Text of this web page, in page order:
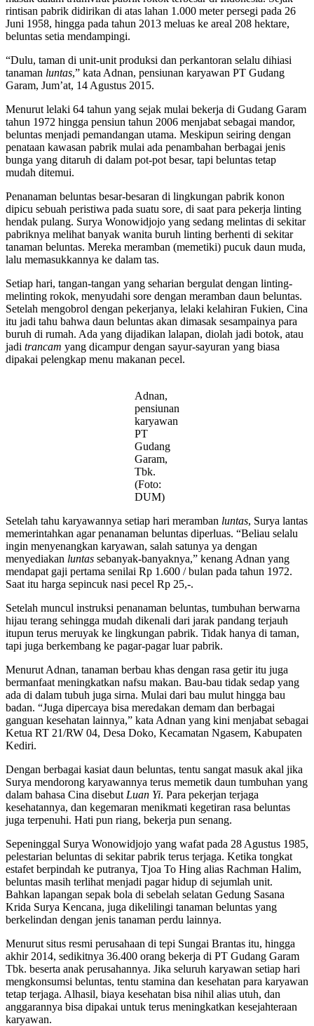
rintisan pabrik didirikan di atas lahan 1.000 meter persegi pada 26
Juni 1958, hingga pada tahun 2013 meluas ke areal 208 hektare,
beluntas setia mendampingi.
“Dulu, taman di unit-unit produksi dan perkantoran selalu dihiasi
tanaman luntas,” kata Adnan, pensiunan karyawan PT Gudang
Garam, Jum’at, 14 Agustus 2015.
Menurut lelaki 64 tahun yang sejak mulai bekerja di Gudang Garam
tahun 1972 hingga pensiun tahun 2006 menjabat sebagai mandor,
beluntas menjadi pemandangan utama. Meskipun seiring dengan
penataan kawasan pabrik mulai ada penambahan berbagai jenis
bunga yang ditaruh di dalam pot-pot besar, tapi beluntas tetap
mudah ditemui.
Penanaman beluntas besar-besaran di lingkungan pabrik konon
dipicu sebuah peristiwa pada suatu sore, di saat para pekerja linting
hendak pulang. Surya Wonowidjojo yang sedang melintas di sekitar
pabriknya melihat banyak wanita buruh linting berhenti di sekitar
tanaman beluntas. Mereka meramban (memetiki) pucuk daun muda,
lalu memasukkannya ke dalam tas.
Setiap hari, tangan-tangan yang seharian bergulat dengan linting-
melinting rokok, menyudahi sore dengan meramban daun beluntas.
Setelah mengobrol dengan pekerjanya, lelaki kelahiran Fukien, Cina
itu jadi tahu bahwa daun beluntas akan dimasak sesampainya para
buruh di rumah. Ada yang dijadikan lalapan, diolah jadi botok, atau
jadi trancam yang dicampur dengan sayur-sayuran yang biasa
dipakai pelengkap menu makanan pecel.
Adnan,
pensiunan
karyawan
PT
Gudang
Garam,
Tbk.
(Foto:
DUM)
Setelah tahu karyawannya setiap hari meramban luntas, Surya lantas
memerintahkan agar penanaman beluntas diperluas. “Beliau selalu
ingin menyenangkan karyawan, salah satunya ya dengan
menyediakan luntas sebanyak-banyaknya,” kenang Adnan yang
mendapat gaji pertama senilai Rp 1.600 / bulan pada tahun 1972.
Saat itu harga sepincuk nasi pecel Rp 25,-.
Setelah muncul instruksi penanaman beluntas, tumbuhan berwarna
hijau terang sehingga mudah dikenali dari jarak pandang terjauh
itupun terus meruyak ke lingkungan pabrik. Tidak hanya di taman,
tapi juga berkembang ke pagar-pagar luar pabrik.
Menurut Adnan, tanaman berbau khas dengan rasa getir itu juga
bermanfaat meningkatkan nafsu makan. Bau-bau tidak sedap yang
ada di dalam tubuh juga sirna. Mulai dari bau mulut hingga bau
badan. “Juga dipercaya bisa meredakan demam dan berbagai
ganguan kesehatan lainnya,” kata Adnan yang kini menjabat sebagai
Ketua RT 21/RW 04, Desa Doko, Kecamatan Ngasem, Kabupaten
Kediri.
Dengan berbagai kasiat daun beluntas, tentu sangat masuk akal jika
Surya mendorong karyawannya terus memetik daun tumbuhan yang
dalam bahasa Cina disebut Luan Yi. Para pekerjan terjaga
kesehatannya, dan kegemaran menikmati kegetiran rasa beluntas
juga terpenuhi. Hati pun riang, bekerja pun senang.
Sepeninggal Surya Wonowidjojo yang wafat pada 28 Agustus 1985,
pelestarian beluntas di sekitar pabrik terus terjaga. Ketika tongkat
estafet berpindah ke putranya, Tjoa To Hing alias Rachman Halim,
beluntas masih terlihat menjadi pagar hidup di sejumlah unit.
Bahkan lapangan sepak bola di sebelah selatan Gedung Sasana
Krida Surya Kencana, juga dikelilingi tanaman beluntas yang
berkelindan dengan jenis tanaman perdu lainnya.
Menurut situs resmi perusahaan di tepi Sungai Brantas itu, hingga
akhir 2014, sedikitnya 36.400 orang bekerja di PT Gudang Garam
Tbk. beserta anak perusahannya. Jika seluruh karyawan setiap hari
mengkonsumsi beluntas, tentu stamina dan kesehatan para karyawan
tetap terjaga. Alhasil, biaya kesehatan bisa nihil alias utuh, dan
anggarannya bisa dipakai untuk terus meningkatkan kesejahteraan
karyawan.